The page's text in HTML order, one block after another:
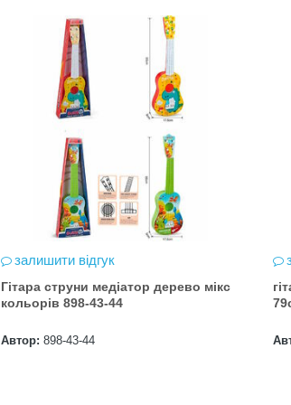
15 Реєстрація в акції за
телефону Сторінка
акції: http://
залишити відгук
Гітара струни медіатор дерево мікс
кольорів 898-43-44
Автор: 898-43-44